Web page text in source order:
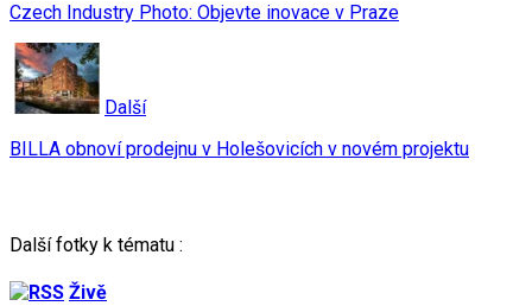
Czech Industry Photo: Objevte inovace v Praze
Další
BILLA obnoví prodejnu v Holešovicích v novém projektu
Další fotky k tématu :
Živě